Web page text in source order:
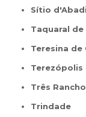
Sítio
Taquaral
Teresina de
Três
Trindade